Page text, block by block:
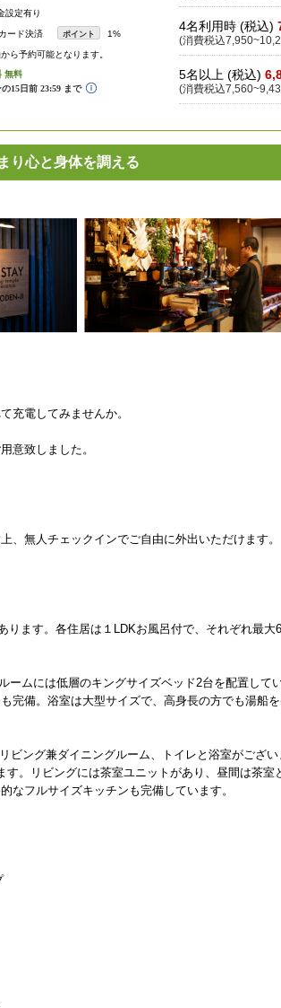
設定有り
ード決済 ポイント 1%
ら予約可能となります。
4名利用時 (税込)
(消費税込
5名以上 (税込)
(消費税込
り心と身体を調える
充電してみませんか。
意致しました。
、無人チェックインでご自由に外出いただけます。
ります。各住居は１LDKお風呂付で、それぞれ最大
ームには低層のキングサイズベッド2台を配置して
完備。浴室は大型サイズで、高身長の方でも湯船
ビング兼ダイニングルーム、トイレと浴室がござい
。リビングには茶室ユニットがあり、昼間は茶室
なフルサイズキッチンも完備しています。